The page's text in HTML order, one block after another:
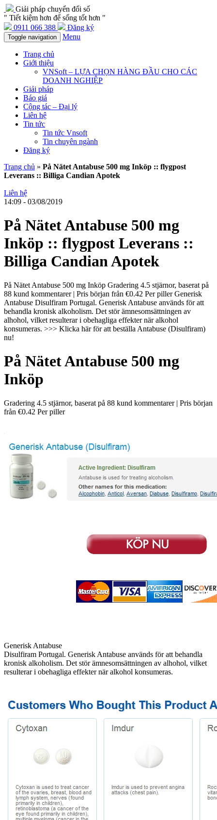
Giải pháp chuyển đổi số
" Tiết kiệm hơn để sống tốt hơn "
0911 066 388
Đăng ký
Toggle navigation Menu
Trang chủ
Giới thiệu
VNSoft – LỰA CHỌN HÀNG ĐẦU CHO CÁC
DOANH NGHIỆP
Giải pháp
Báo giá
Cộng tác – Đại lý
Liên hệ
Tin tức
Tin tức Vnsoft
Tin chuyên ngành
Đăng ký
Trang chủ » På Nätet Antabuse 500 mg Inköp :: flygpost
Leverans :: Billiga Candian Apotek
Liên hệ
14:09 - 03/08/2019
På Nätet Antabuse 500 mg
Inköp :: flygpost Leverans ::
Billiga Candian Apotek
På Nätet Antabuse 500 mg Inköp Gradering 4.5 stjärnor, baserat på
88 kund kommentarer | Pris början från €0.42 Per piller Generisk
Antabuse Disulfiram Portugal. Generisk Antabuse används för att
behandla kronisk alkoholism. Det stör ämnesomsättningen av
alhohol, vilket resulterar i obehagliga effekter när alkohol
konsumeras. >>> Klicka här för att beställa Antabuse (Disulfiram)
nu!
På Nätet Antabuse 500 mg
Inköp
Gradering 4.5 stjärnor, baserat på 88 kund kommentarer| Pris början
från €0.42 Per piller
Generisk Antabuse
Disulfiram Portugal. Generisk Antabuse används för att behandla
kronisk alkoholism. Det stör ämnesomsättningen av alhohol, vilket
resulterar i obehagliga effekter när alkohol konsumeras.